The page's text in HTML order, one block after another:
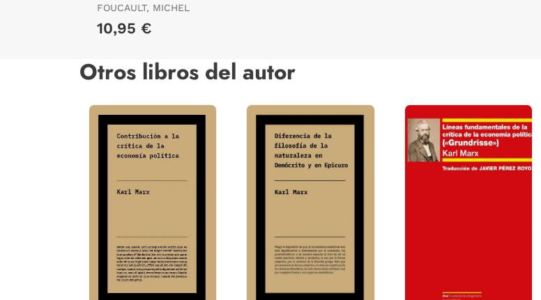
FOUCAULT, MICHEL
10,95 €
Otros libros del autor